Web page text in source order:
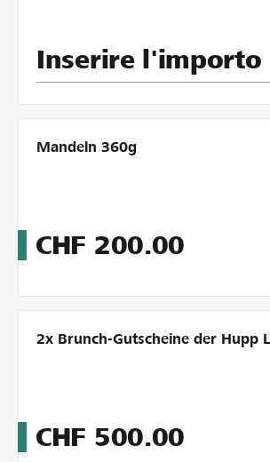
Inserire l'importo
Mandeln 360g
CHF 200.00
2x Brunch-Gutscheine der Hupp
CHF 500.00